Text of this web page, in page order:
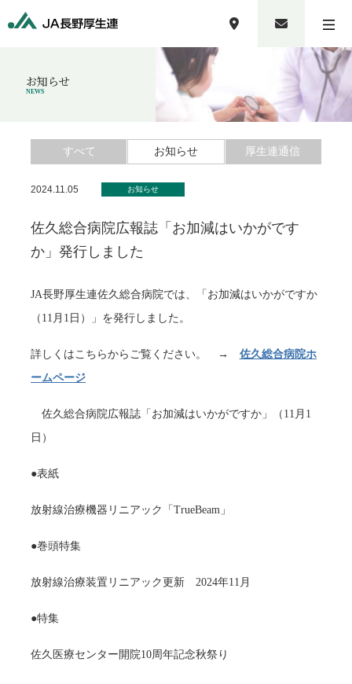
お知らせ
NEWS
すべて お知らせ 厚生連通信
2024.11.05 お知らせ
佐久総合病院広報誌「お加減はいかがです
か」発行しました
JA長野厚生連佐久総合病院では、「お加減はいかがですか
（11月1日）」を発行しました。
詳しくはこちらからご覧ください。 → 佐久総合病院ホ
ームページ
佐久総合病院広報誌「お加減はいかがですか」（11月1
日）
●表紙
放射線治療機器リニアック「TrueBeam」
●巻頭特集
放射線治療装置リニアック更新 2024年11月
●特集
佐久医療センター開院10周年記念秋祭り